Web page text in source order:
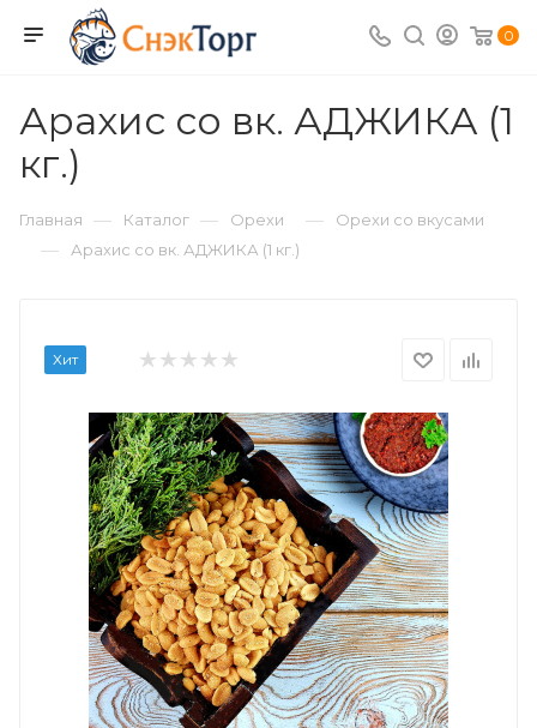
0
Арахис со вк. АДЖИКА (1
кг.)
Главная — Каталог — Орехи — Орехи со вкусами
— Арахис со вк. АДЖИКА (1 кг.)
Хит